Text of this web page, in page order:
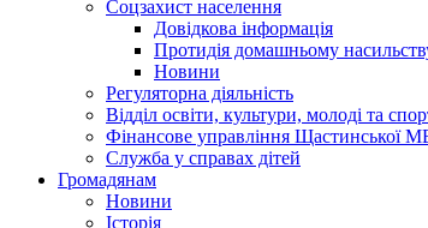
Соцзахист населення
Довідкова інформація
Протидія домашньому
Новини
Регуляторна діяльність
Відділ освіти, культури, молоді та
Фінансове управління Щастинської
Служба у справах дітей
Громадянам
Новини
Історія